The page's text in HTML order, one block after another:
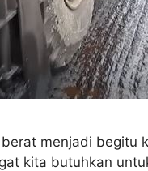
menjadi begitu
kita butuhkan